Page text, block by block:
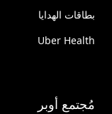
بطاقات الهدايا
Uber Health
مُجتمع أوبر